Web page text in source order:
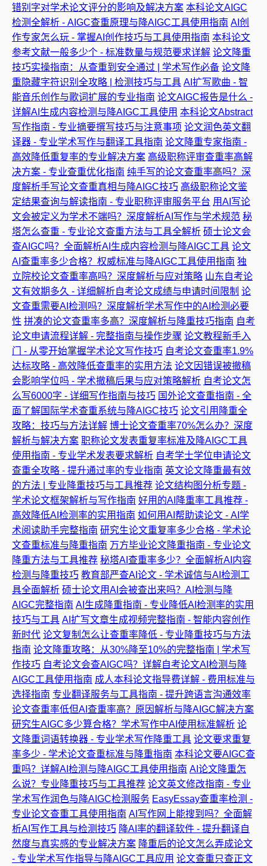
错别字对学术论文评分的影响及解决方案 本科论文AIGC
检测全解析 - AIGC查重原理与降AIGC工具使用指南 AI创
作专家怎么玩 - 掌握AI创作技巧与工具使用指南 本科论文
参考文献一般多少个 - 标准数量与规范要求详解 论文降重
技巧实操指南：从查重到安全通过 | 学术写作必备 论文降
重隐藏字符识别全攻略 | 检测技巧与工具 AI扩写歌曲 - 智
能音乐创作与歌词扩展的专业指南 论文AIGC报告是什么 -
详解AI生成内容检测与降AIGC工具使用 本科论文Abstract
写作指南 - 专业摘要撰写技巧与注意事项 论文润色英文翻
译器 - 专业学术写作与翻译工具指南 论文降重专家指南 -
高效降低重复率的专业解决方案 高级职称评审查重率高解
决方案 - 专业查重优化指南 纯手写的论文查重率高吗？深
度解析手写论文查重真相与降AIGC技巧 高级职称论文鉴
定结果查询与解读指南 - 专业职称评审服务平台 用AI写论
文会被定义为学术不端吗？深度解析AI写作与学术规范 秘
塔怎么查重 - 专业论文查重方法与工具全解析 硕士论文会
查AIGC吗？全面解析AI生成内容检测与降AIGC工具 论文
AI查重率多少合格？权威标准与降AIGC工具使用指南 独
立院校论文查重率高吗？深度解析与应对策略 山东自考论
文有效期多久 - 详细解析自考论文成绩与申请时间限制 论
文查重需要AI检测吗？深度解析学术写作中的AI检测必要
性 拼凑的论文查重率多高？深度解析与降重技巧指南 自考
论文申请流程详解 - 完整指南与操作步骤 论文教程新手入
门 - 从零开始掌握学术论文写作技巧 自考论文查重率1.9%
达标攻略 - 高效降低查重率的实用方法 论文因错误被撤稿
会影响学位吗 - 学术撤稿后果与应对策略解析 自考论文怎
么写6000字 - 详细写作指南与技巧 国外论文查重指南 - 全
面了解国际学术查重系统与降AIGC技巧 论文引用降重全
攻略：技巧与方法详解 博士论文查重率70%怎么办？深度
解析与解决方案 职称论文发表重复率标准及降AIGC工具
使用指南 - 专业学术发表要求解析 自考学士学位申请论文
查重全攻略 - 提升通过率的专业指南 英文论文降重最有效
的方法 | 专业降重技巧与工具推荐 论文结构图分析专题 -
学术论文框架解析与写作指南 好用的AI降重率工具推荐 -
高效降低AI检测率的实用指南 如何用AI帮助读论文 - AI学
术阅读助手完整指南 研究生论文重复率多少合格 - 学术论
文查重标准与降重指南 万方毕业论文降重指南 - 专业论文
降重方法与工具推荐 秘塔AI查重率多少？全面解析AI内容
检测与降重技巧 教育部严查AI论文 - 学术诚信与AI检测工
具全面解析 硕士论文用AI会被查出来吗？AI检测与降
AIGC完整指南 AI生成降重指南 - 专业降低AI检测率的实用
技巧与工具 AI扩写文章生成视频完整指南 - 智能内容创作
新时代 论文复制怎么让查重率降低 - 专业降重技巧与方法
指南 论文降重攻略：从30%降至10%的完整指南 | 学术写
作技巧 自考论文会查AIGC吗？详解自考论文AI检测与降
AIGC工具使用指南 成人本科论文指导费详解 - 费用标准与
选择指南 专业翻译服务与工具指南 - 提升跨语言沟通效率
论文查重率低但AI查重率高？原因解析与降AIGC解决方案
研究生AIGC多少算合格？学术写作中AI使用标准解析 论
文降重词语转换器 - 专业学术写作降重工具 论文要求重复
率多少 - 学术论文查重标准与降重指南 本科论文要AIGC查
重吗？详解AI检测与降AIGC工具使用指南 AI论文降重怎
么说？专业降重技巧与工具推荐 论文英文修改指南 - 专业
学术写作润色与降AIGC检测服务 EasyEssay查重率检测 -
专业论文查重工具使用指南 AI写作网上能搜到吗？全面解
析AI写作工具与检测技巧 降AI率的翻译软件 - 提升翻译自
然度与真实感的专业解决方案 降重后的论文怎么弄成论文
- 专业学术写作指导与降AIGC工具应用 论文查重只查正文